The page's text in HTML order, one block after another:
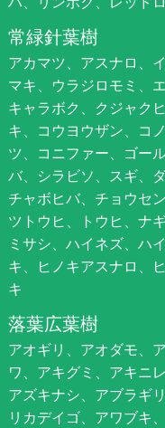
常緑針葉樹
アカマツ、アスナロ、
マキ、ウラジロモミ、
キャラボク、クジャク
キ、コウヨウザン、コ
ツ、コニファー、ゴー
バ、シラビソ、スギ、
チャボヒバ、チョウセ
ツトウヒ、トウヒ、ナ
ミサシ、ハイネズ、ハ
キ、ヒノキアスナロ、
キ
落葉広葉樹
アオギリ、アオダモ、
ワ、アキグミ、アキニ
アズキナシ、アブラギ
リカデイゴ、アワブキ